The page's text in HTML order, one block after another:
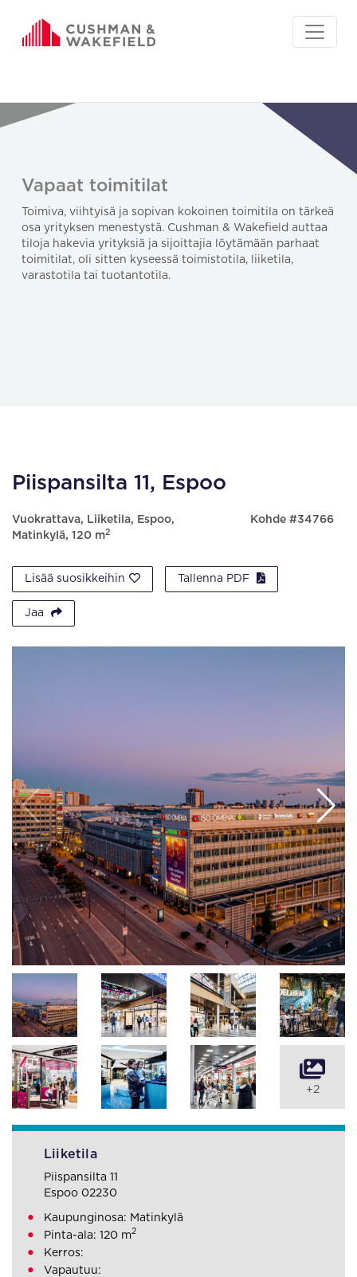
Vapaat toimitilat
Toimiva, viihtyisä ja sopivan kokoinen toimitila on tärkeä
osa yrityksen menestystä. Cushman & Wakefield auttaa
tiloja hakevia yrityksiä ja sijoittajia löytämään parhaat
toimitilat, oli sitten kyseessä toimistotila, liiketila,
varastotila tai tuotantotila.
Piispansilta 11, Espoo
Vuokrattava, Liiketila, Espoo,
Matinkylä, 120 m2
Kohde #34766
Lisää suosikkeihin Tallenna PDF
Jaa
+2
Liiketila
Piispansilta 11
Espoo 02230
Kaupunginosa: Matinkylä
Pinta-ala: 120 m2
Kerros:
Vapautuu: